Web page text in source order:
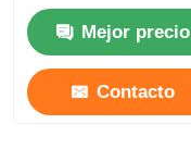
fusión de metales
preciososMejor precio
Contacto